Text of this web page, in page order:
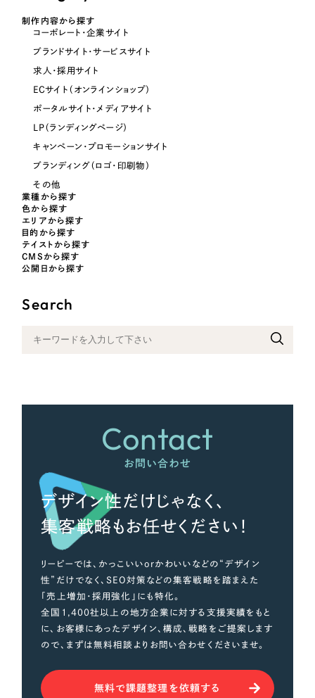
オレンジ・橙色
ピンク・桃色
カラフル・多色
制作内容から探す
コーポレート・企業サイト
ブランドサイト・サービスサイト
求人・採用サイト
ECサイト（オンラインショップ）
ポータルサイト・メディアサイト
LP（ランディングページ）
キャンペーン・プロモーションサイト
ブランディング（ロゴ・印刷物）
その他
業種から探す
色から探す
エリアから探す
目的から探す
テイストから探す
CMSから探す
公開日から探す
Search
Contact
お問い合わせ
デザイン性だけじゃなく、
集客戦略もお任せください！
リーピーでは、かっこいいorかわいいなどの“デザイン
性”だけでなく、SEO対策などの集客戦略を踏まえた
「売上増加・採用強化」にも特化。
全国1,400社以上の地方企業に対する支援実績をもと
に、お客様にあったデザイン、構成、戦略をご提案します
ので、まずは無料相談よりお問い合わせくださいませ。
無料で課題整理を依頼する